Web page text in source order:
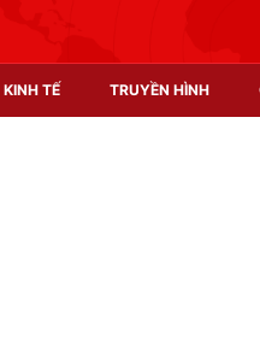
KINH TẾ TRUYỀN HÌNH